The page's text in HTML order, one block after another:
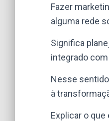
Fazer
alguma rede
Significa
integrado
Nesse
à
Explicar o